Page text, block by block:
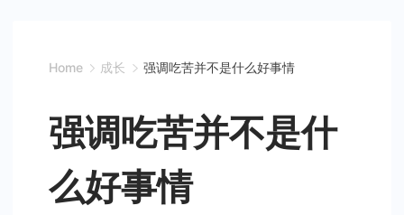
Home 成长 强调吃苦并不是什么好事情
强调吃苦并不是什
么好事情